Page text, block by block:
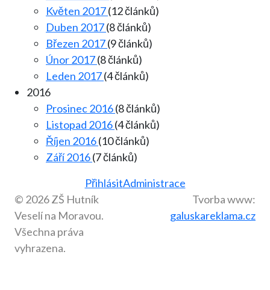
Květen 2017(12 článků)
Duben 2017(8 článků)
Březen 2017(9 článků)
Únor 2017(8 článků)
Leden 2017(4 článků)
2016
Prosinec 2016(8 článků)
Listopad 2016(4 článků)
Říjen 2016(10 článků)
Září 2016(7 článků)
PřihlásitAdministrace
© 2026 ZŠ Hutník
Veselí na Moravou.
Všechna práva
vyhrazena.
Tvorba www:
galuskareklama.cz